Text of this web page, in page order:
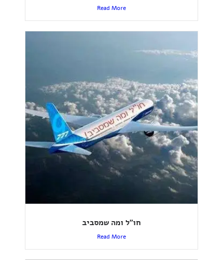
Read More
חו”ל ומה שמסביב
Read More